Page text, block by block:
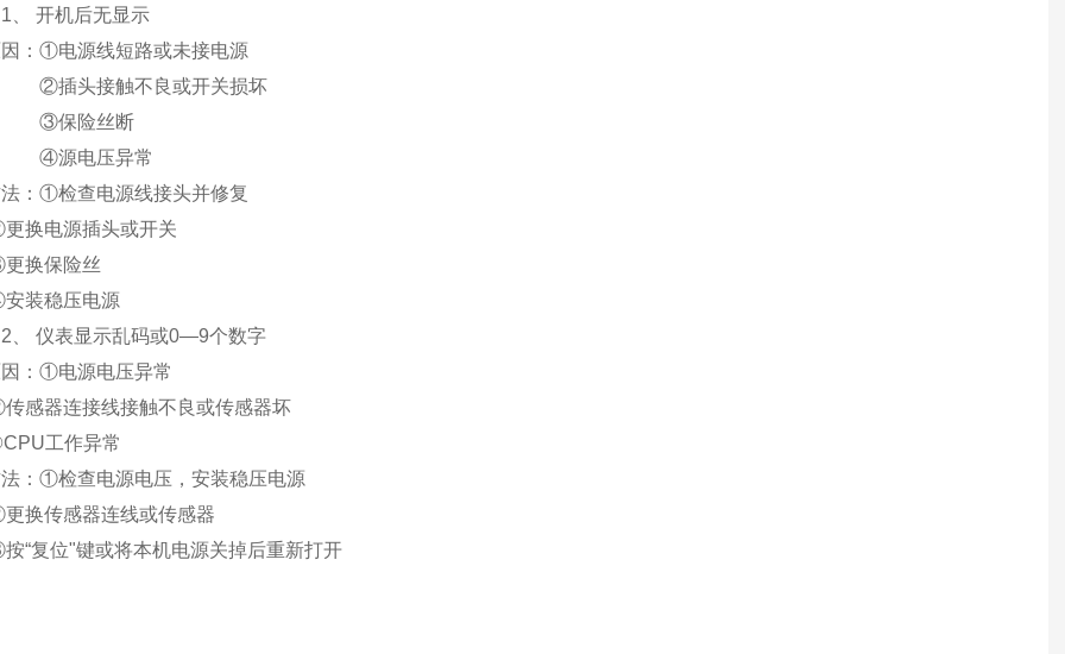
1、开机后无显示
：①电源线短路或未接电源
②插头接触不良或开关损坏
③保险丝断
④源电压异常
：①检查电源线接头并修复
换电源插头或开关
换保险丝
装稳压电源
2、仪表显示乱码或0—9个数字
：①电源电压异常
感器连接线接触不良或传感器坏
CPU工作异常
：①检查电源电压，安装稳压电源
换传感器连线或传感器
“复位"键或将本机电源关掉后重新打开